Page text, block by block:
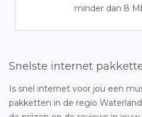
minder dan 8
Snelste internet
Is snel internet voor jou een
pakketten in de regio